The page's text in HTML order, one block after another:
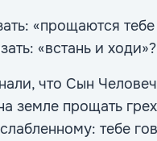
«прощаются
«встань и ходи»?
что Сын
земле прощать
тебе